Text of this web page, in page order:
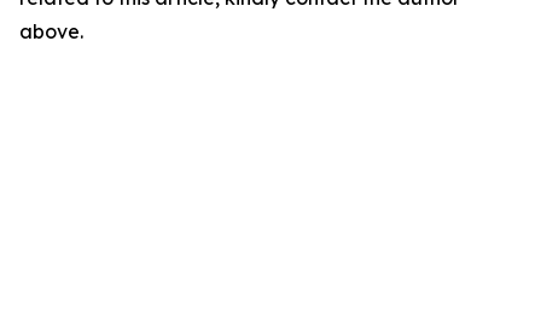
above.